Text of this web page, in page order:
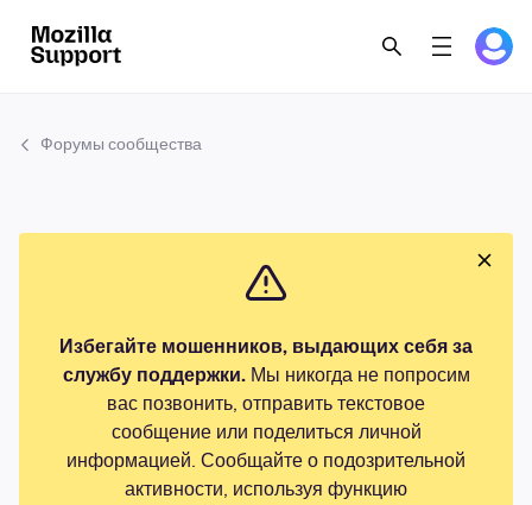
Форумы сообщества
Избегайте мошенников, выдающих себя за
службу поддержки.Мы никогда не попросим
вас позвонить, отправить текстовое
сообщение или поделиться личной
информацией. Сообщайте о подозрительной
активности, используя функцию